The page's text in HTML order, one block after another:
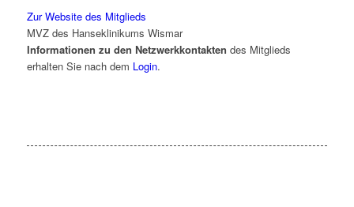
Zur Website des Mitglieds
MVZ des Hanseklinikums Wismar
Informationen zu den Netzwerkkontakten des Mitglieds
erhalten Sie nach dem Login.